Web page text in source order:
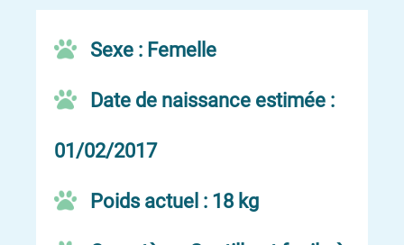
Sexe : Femelle
Date de naissance estimée :
01/02/2017
Poids actuel : 18 kg